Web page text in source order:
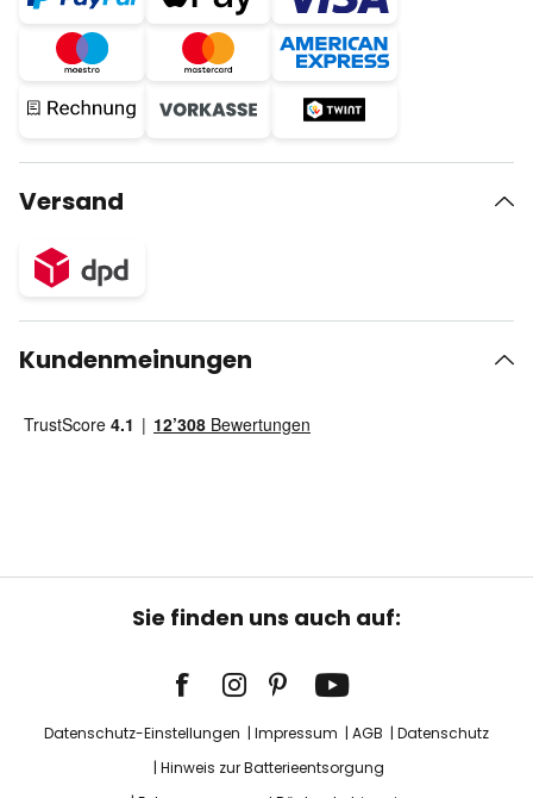
Versand
Kundenmeinungen
Sie finden uns auch auf:
Datenschutz-Einstellungen Impressum AGB
Datenschutz
Hinweis zur Batterieentsorgung